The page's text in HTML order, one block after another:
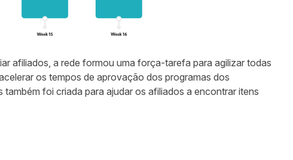
afiliados, a rede formou uma força-tarefa para agilizar todas
os tempos de aprovação dos programas dos
também foi criada para ajudar os afiliados a encontrar itens